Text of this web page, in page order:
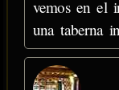
vemos en el
una taberna